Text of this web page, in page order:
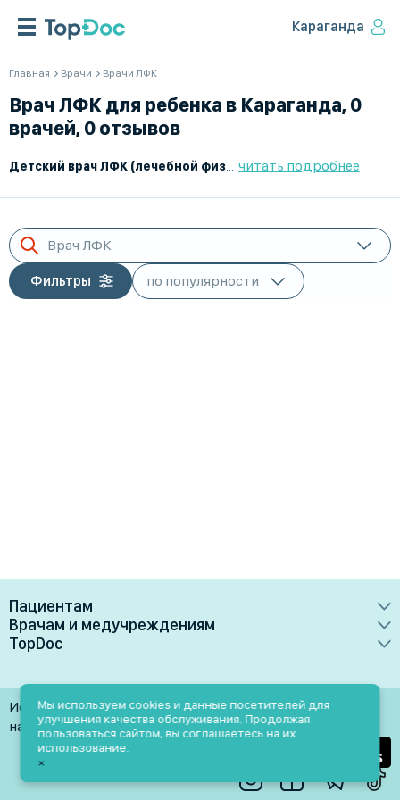
Караганда
Главная Врачи Врачи ЛФК
Врач ЛФК для ребенка в Караганда, 0
врачей, 0 отзывов
— это
читать подробнее
Врач ЛФК
Фильтры
Пациентам
Врачи
Клиники
Лаборатории
Услуги
Блог
Акции и скидки
Врачам и медучреждениям
Преимущества
Медучреждениям
Врачам
TopDoc
Контакты
Помощь
Использование материалов разрешено только при
наличии активной ссылки на источник
Мы используем cookies и данные посетителей для
улучшения качества обслуживания. Продолжая
пользоваться сайтом, вы соглашаетесь на их
использование.
×